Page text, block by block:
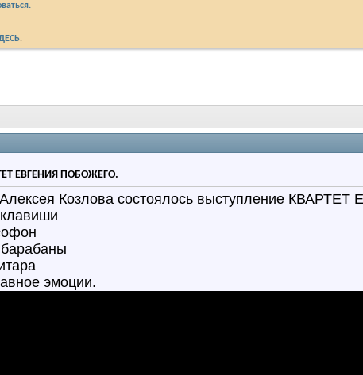
.
ЕВГЕНИЯ ПОБОЖЕГО.
Козлова состоялось выступление
эмоции.